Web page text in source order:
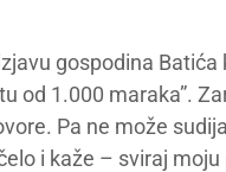
gospodina Batića
od 1.000 maraka”.
Pa ne može
i kaže – sviraj